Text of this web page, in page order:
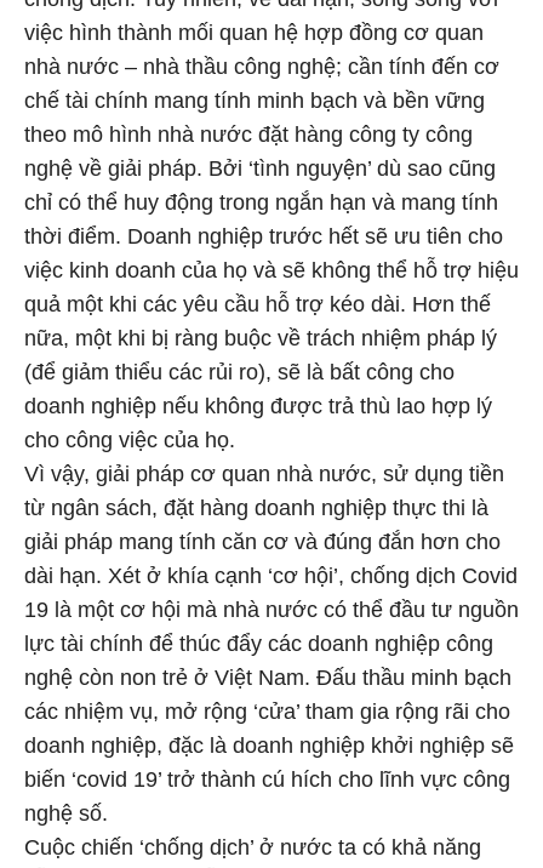
việc hình thành mối quan hệ hợp đồng cơ quan
nhà nước – nhà thầu công nghệ; cần tính đến cơ
chế tài chính mang tính minh bạch và bền vững
theo mô hình nhà nước đặt hàng công ty công
nghệ về giải pháp. Bởi ‘tình nguyện’ dù sao cũng
chỉ có thể huy động trong ngắn hạn và mang tính
thời điểm. Doanh nghiệp trước hết sẽ ưu tiên cho
việc kinh doanh của họ và sẽ không thể hỗ trợ hiệu
quả một khi các yêu cầu hỗ trợ kéo dài. Hơn thế
nữa, một khi bị ràng buộc về trách nhiệm pháp lý
(để giảm thiểu các rủi ro), sẽ là bất công cho
doanh nghiệp nếu không được trả thù lao hợp lý
cho công việc của họ.
Vì vậy, giải pháp cơ quan nhà nước, sử dụng tiền
từ ngân sách, đặt hàng doanh nghiệp thực thi là
giải pháp mang tính căn cơ và đúng đắn hơn cho
dài hạn. Xét ở khía cạnh ‘cơ hội’, chống dịch Covid
19 là một cơ hội mà nhà nước có thể đầu tư nguồn
lực tài chính để thúc đẩy các doanh nghiệp công
nghệ còn non trẻ ở Việt Nam. Đấu thầu minh bạch
các nhiệm vụ, mở rộng ‘cửa’ tham gia rộng rãi cho
doanh nghiệp, đặc là doanh nghiệp khởi nghiệp sẽ
biến ‘covid 19’ trở thành cú hích cho lĩnh vực công
nghệ số.
Cuộc chiến ‘chống dịch’ ở nước ta có khả năng